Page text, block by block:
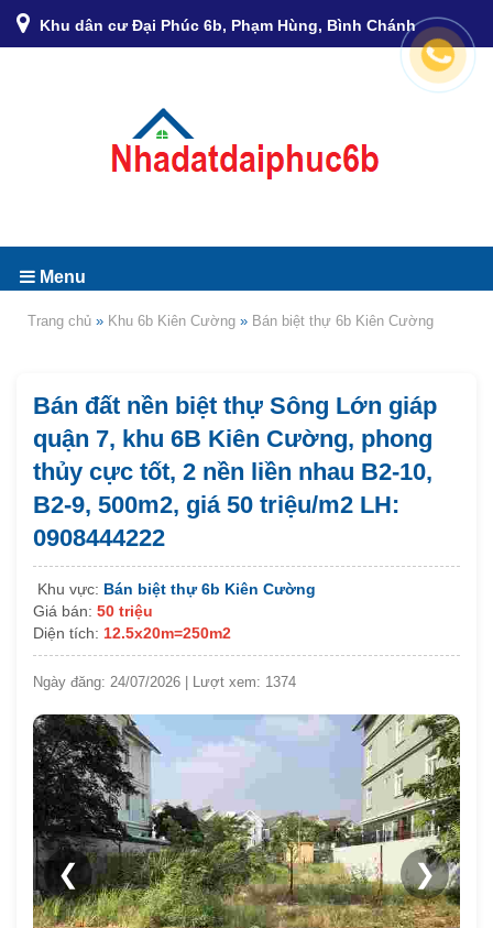
Khu dân cư Đại Phúc 6b, Phạm Hùng, Bình Chánh
Menu
Trang chủ » Khu 6b Kiên Cường » Bán biệt thự 6b Kiên Cường
Bán đất nền biệt thự Sông Lớn giáp
quận 7, khu 6B Kiên Cường, phong
thủy cực tốt, 2 nền liền nhau B2-10,
B2-9, 500m2, giá 50 triệu/m2 LH:
0908444222
Khu vực: Bán biệt thự 6b Kiên Cường
Giá bán: 50 triệu
Diện tích: 12.5x20m=250m2
Ngày đăng: 24/07/2026 | Lượt xem: 1374
❮ ❯